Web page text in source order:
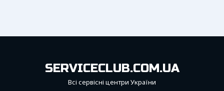
SERVICECLUB.COM.UA
Всі сервісні центри України